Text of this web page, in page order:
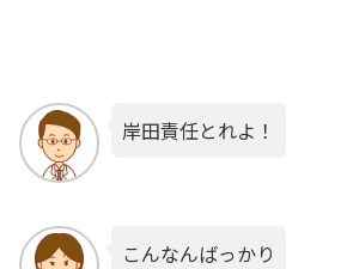
岸田責任とれよ！
こんなんばっかり